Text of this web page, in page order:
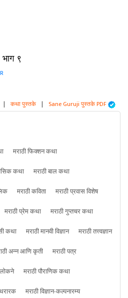
९
| कथा पुस्तके | Sane Guruji पुस्तके PDF
मराठी फिक्शन कथा
कथा
मराठी बाल कथा
मराठी कविता
मराठी प्रवास विशेष
मराठी प्रेम कथा
मराठी गुप्तचर कथा
कथा मराठी मानवी विज्ञान
मराठी तत्त्वज्ञान
अन्न आणि कृती
मराठी पत्र
मराठी पौराणिक कथा
मराठी विज्ञान-कल्पनारम्य